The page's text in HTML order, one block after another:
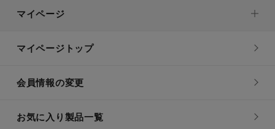
マイページ
マイページトップ
会員情報の変更
お気に入り製品一覧